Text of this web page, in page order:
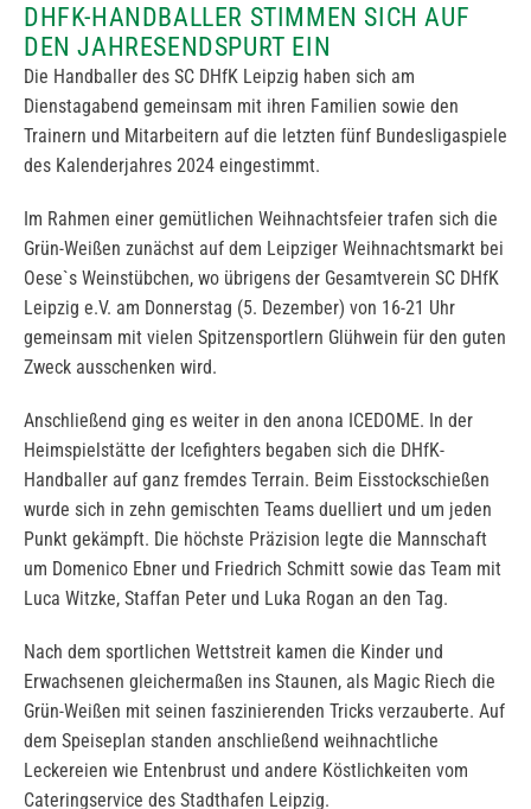
DHFK-HANDBALLER STIMMEN SICH AUF
DEN JAHRESENDSPURT EIN
Die Handballer des SC DHfK Leipzig haben sich am
Dienstagabend gemeinsam mit ihren Familien sowie den
Trainern und Mitarbeitern auf die letzten fünf Bundesligaspiele
des Kalenderjahres 2024 eingestimmt.
Im Rahmen einer gemütlichen Weihnachtsfeier trafen sich die
Grün-Weißen zunächst auf dem Leipziger Weihnachtsmarkt bei
Oese`s Weinstübchen, wo übrigens der Gesamtverein SC DHfK
Leipzig e.V. am Donnerstag (5. Dezember) von 16-21 Uhr
gemeinsam mit vielen Spitzensportlern Glühwein für den guten
Zweck ausschenken wird.
Anschließend ging es weiter in den anona ICEDOME. In der
Heimspielstätte der Icefighters begaben sich die DHfK-
Handballer auf ganz fremdes Terrain. Beim Eisstockschießen
wurde sich in zehn gemischten Teams duelliert und um jeden
Punkt gekämpft. Die höchste Präzision legte die Mannschaft
um Domenico Ebner und Friedrich Schmitt sowie das Team mit
Luca Witzke, Staffan Peter und Luka Rogan an den Tag.
Nach dem sportlichen Wettstreit kamen die Kinder und
Erwachsenen gleichermaßen ins Staunen, als Magic Riech die
Grün-Weißen mit seinen faszinierenden Tricks verzauberte. Auf
dem Speiseplan standen anschließend weihnachtliche
Leckereien wie Entenbrust und andere Köstlichkeiten vom
Cateringservice des Stadthafen Leipzig.